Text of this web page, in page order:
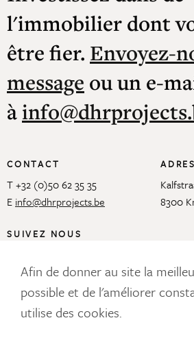
Afin de donner au site la
possible et de l'améliorer
utilise des cookies.
l'immobilier dont
être fier. Envoyez-
message ou un e-
à
CONTACT
T +32 (0)50 62 35 35
E info@dhrprojects.be
8300
SUIVEZ NOUS
NOTRE NEWSLETTER